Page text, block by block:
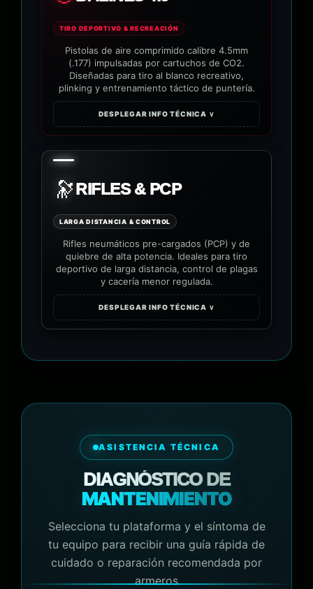
TIRO DEPORTIVO & RECREACIÓN
Pistolas de aire comprimido calibre 4.5mm
(.177) impulsadas por cartuchos de CO2.
Diseñadas para tiro al blanco recreativo,
plinking y entrenamiento táctico de puntería.
DESPLEGAR INFO TÉCNICA ∨
🔭RIFLES & PCP
LARGA DISTANCIA & CONTROL
Rifles neumáticos pre-cargados (PCP) y de
quiebre de alta potencia. Ideales para tiro
deportivo de larga distancia, control de plagas
y cacería menor regulada.
DESPLEGAR INFO TÉCNICA ∨
ASISTENCIA TÉCNICA
DIAGNÓSTICO DE
MANTENIMIENTO
Selecciona tu plataforma y el síntoma de
tu equipo para recibir una guía rápida de
cuidado o reparación recomendada por
armeros